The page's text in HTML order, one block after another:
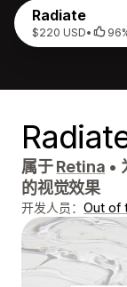
Radiate
$220 USD•
属于Retina •
的视觉效果
开发人员： Out of